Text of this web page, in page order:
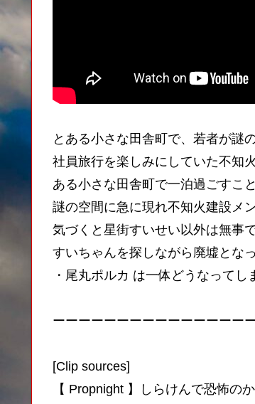
とある小さな田舎町で、若者が謎
社員旅行を楽しみにしていた不知
ある小さな田舎町で一泊過ごすこ
謎の空間に急に現れ不知火建設メ
気づくと星街すいせい以外は無事
すいちゃんを探しながら廃墟とな
・尾丸ポルカ は一体どうなって
ーーーーーーーーーーーーーーー
[Clip sources]
【 Propnight 】しらけんで恐怖の